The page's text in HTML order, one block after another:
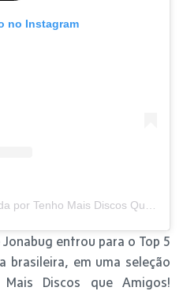
no Instagram
Mais Discos Que Amigos! (@tmdqa)
entrou para o Top 5
brasileira, em uma seleção
Discos que Amigos!